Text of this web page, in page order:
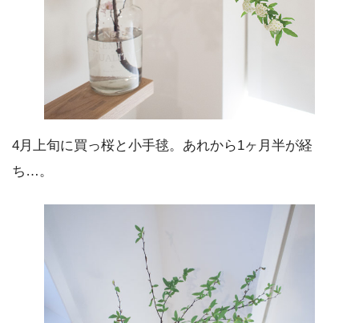
4月上旬に買っ桜と小手毬。あれから1ヶ月半が経
ち…。